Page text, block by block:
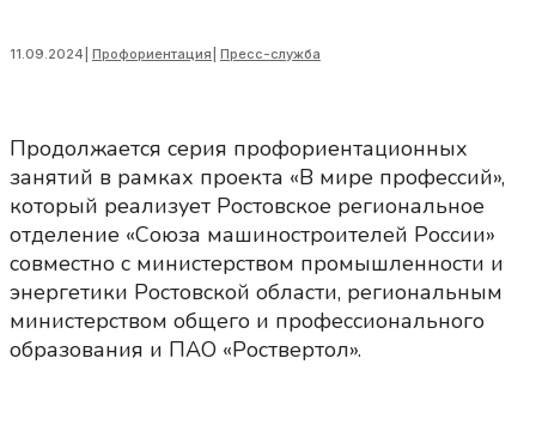
11.09.2024 Профориентация Пресс-служба
Продолжается серия профориентационных
занятий в рамках проекта «В мире профессий»,
который реализует Ростовское региональное
отделение «Союза машиностроителей России»
совместно с министерством промышленности и
энергетики Ростовской области, региональным
министерством общего и профессионального
образования и ПАО «Роствертол».